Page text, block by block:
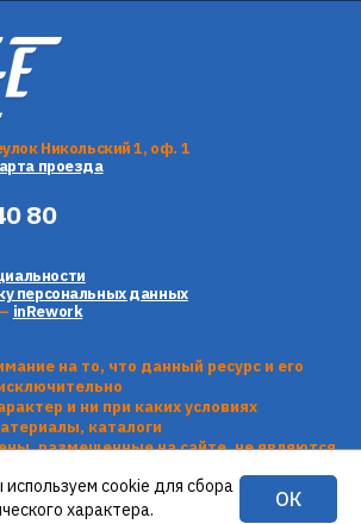
Никольский 1, оф. 1
проезда
80
персональных данных
inRework
на то, что данный ресурс и его
и ни при каких условиях
каталоги
размещенные на сайте, не являются
определяемой
437 Гражданского кодекса РФ.
cookie для сбора
характера.
ОК